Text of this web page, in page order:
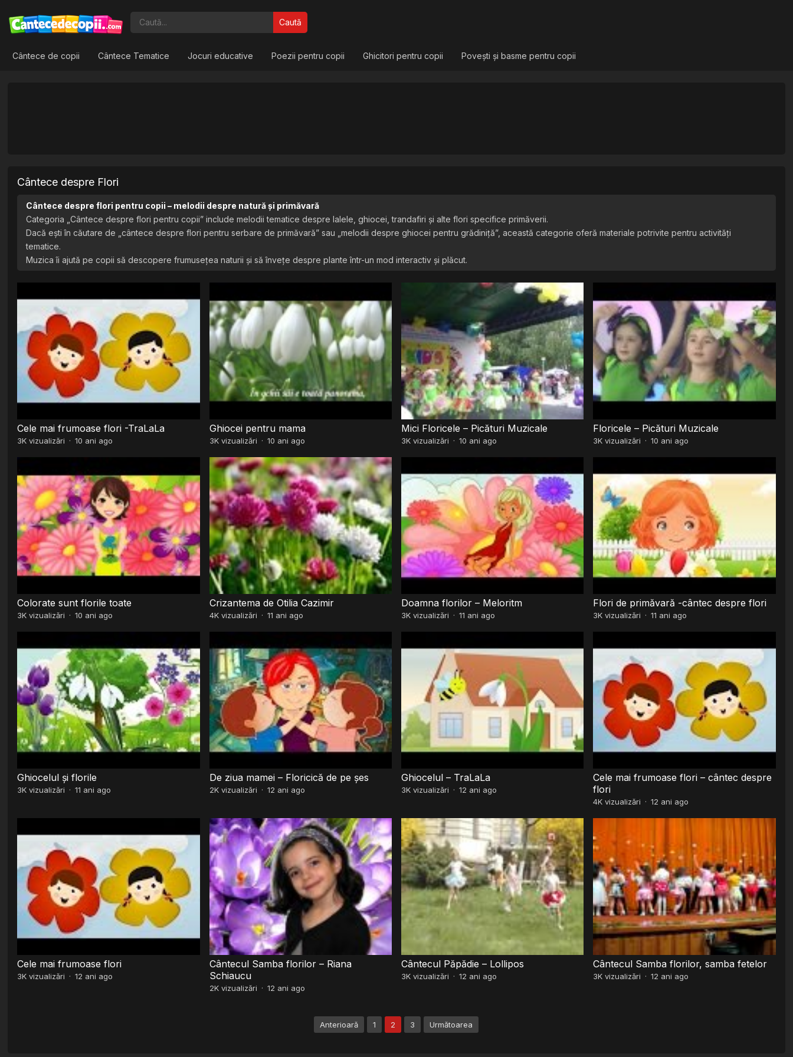
Caută
Cântece de copii Cântece Tematice Jocuri educative Poezii pentru copii Ghicitori pentru copii Povești și basme pentru copii
Cântece despre Flori
Cântece despre flori pentru copii – melodii despre natură și primăvară
Categoria „Cântece despre flori pentru copii” include melodii tematice despre lalele, ghiocei, trandafiri și alte flori specifice primăverii.
Dacă ești în căutare de „cântece despre flori pentru serbare de primăvară” sau „melodii despre ghiocei pentru grădiniță”, această categorie oferă materiale potrivite pentru activități
tematice.
Muzica îi ajută pe copii să descopere frumusețea naturii și să învețe despre plante într-un mod interactiv și plăcut.
Cele mai frumoase flori -TraLaLa
3K vizualizări · 10 ani ago
Ghiocei pentru mama
3Kvizualizări · 10 ani ago
Mici Floricele – Picături Muzicale
3Kvizualizări · 10 ani ago
Floricele – Picături Muzicale
3K vizualizări · 10 ani ago
Colorate sunt florile toate
3K vizualizări · 10 ani ago
Crizantema de Otilia Cazimir
4Kvizualizări · 11 ani ago
Doamna florilor – Meloritm
3Kvizualizări · 11 ani ago
Flori de primăvară -cântec despre flori
3K vizualizări · 11 ani ago
Ghiocelul și florile
3K vizualizări · 11 ani ago
De ziua mamei – Floricică de pe șes
2Kvizualizări · 12 ani ago
Ghiocelul – TraLaLa
3Kvizualizări · 12 ani ago
Cele mai frumoase flori – cântec despre
flori
4K vizualizări · 12 ani ago
Cele mai frumoase flori
3K vizualizări · 12 ani ago
Cântecul Samba florilor – Riana
Schiaucu
2Kvizualizări · 12 ani ago
Cântecul Păpădie – Lollipos
3Kvizualizări · 12 ani ago
Cântecul Samba florilor, samba fetelor
3K vizualizări · 12 ani ago
Anterioară 1 2 3 Următoarea